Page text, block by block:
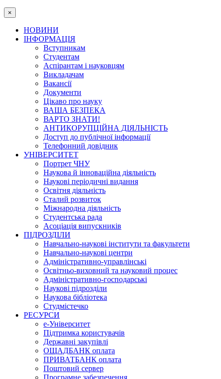
×
НОВИНИ
ІНФОРМАЦІЯ
Вступникам
Студентам
Аспірантам і науковцям
Викладачам
Вакансії
Документи
Цікаво про науку
ВАША БЕЗПЕКА
ВАРТО ЗНАТИ!
АНТИКОРУПЦІЙНА ДІЯЛЬНІСТЬ
Доступ до публічної інформації
Телефонний довідник
УНІВЕРСИТЕТ
Портрет ЧНУ
Наукова й інноваційна діяльність
Наукові періодичні видання
Освітня діяльність
Сталий розвиток
Міжнародна діяльність
Студентська рада
Асоціація випускників
ПІДРОЗДІЛИ
Навчально-наукові інститути та факультети
Навчально-наукові центри
Адміністративно-управлінські
Освітньо-виховний та науковий процес
Адміністративно-господарські
Наукові підрозділи
Наукова бібліотека
Студмістечко
РЕСУРСИ
е-Університет
Підтримка користувачів
Державні закупівлі
ОЩАДБАНК оплата
ПРИВАТБАНК оплата
Поштовий сервер
Програмне забезпечення